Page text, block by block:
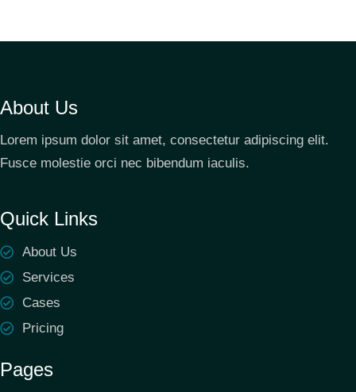
About Us
Lorem ipsum dolor sit amet, consectetur adipiscing elit.
Fusce molestie orci nec bibendum iaculis.
Quick Links
About Us
Services
Cases
Pricing
Pages